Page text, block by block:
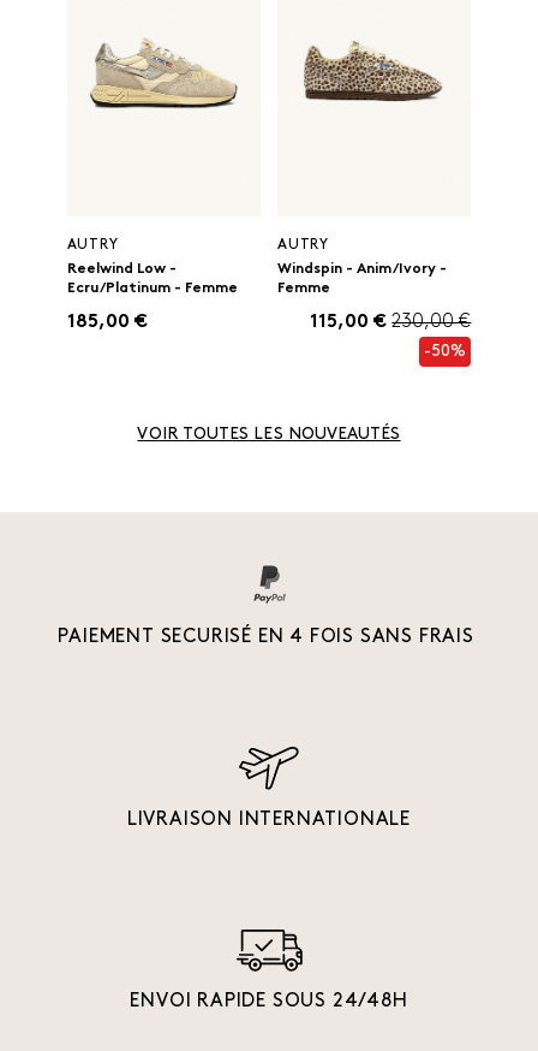
AUTRY
Reelwind Low -
Ecru/Platinum - Femme
185,00 €
AUTRY
Windspin - Anim/Ivory -
Femme
115,00 € 230,00 €
-50%
VOIR TOUTES LES NOUVEAUTÉS
PAIEMENT SECURISÉ EN 4 FOIS SANS FRAIS
LIVRAISON INTERNATIONALE
ENVOI RAPIDE SOUS 24/48H